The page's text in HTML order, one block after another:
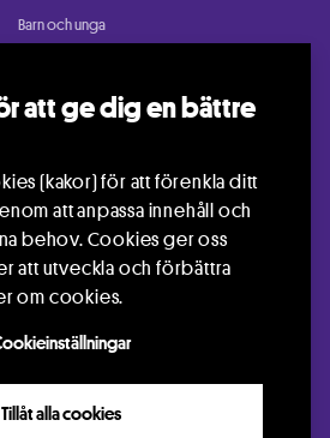
att ge dig en bättre
(kakor) för att förenkla ditt
att anpassa innehåll och
behov. Cookies ger oss
att utveckla och förbättra
om cookies.
Tillåt alla cookies
Barn och unga
Konsert och festival
Samtida cirkus
Teater
Info om Cookies